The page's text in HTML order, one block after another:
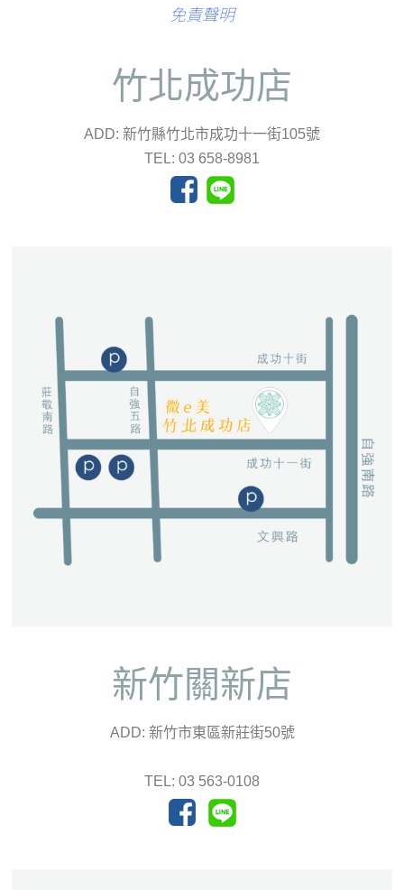
免責聲明
竹北成功店
ADD: 新竹縣竹北市成功十一街105號
TEL: 03 658-8981
新竹關新店
ADD: 新竹市東區新莊街50號
TEL: 03 563-0108